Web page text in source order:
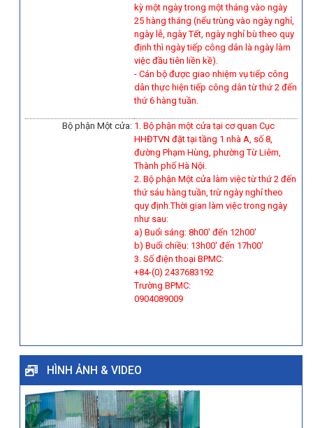
kỳ một ngày trong một tháng vào ngày
25 hàng tháng (nếu trùng vào ngày nghỉ,
ngày lễ, ngày Tết, ngày nghỉ bù theo quy
định thì ngày tiếp công dân là ngày làm
việc đầu tiên liền kề).
- Cán bộ được giao nhiệm vụ tiếp công
dân thực hiện tiếp công dân từ thứ 2 đến
thứ 6 hàng tuần.
Bộ phận Một cửa: 1. Bộ phận một cửa tại cơ quan Cục
HHĐTVN đặt tại tầng 1 nhà A, số 8,
đường Phạm Hùng, phường Từ Liêm,
Thành phố Hà Nội.
2. Bộ phận Một cửa làm việc từ thứ 2 đến
thứ sáu hàng tuần, trừ ngày nghỉ theo
quy định.Thời gian làm việc trong ngày
như sau:
a) Buổi sáng: 8h00' đến 12h00'
b) Buổi chiều: 13h00' đến 17h00'
3. Số điện thoại BPMC:
+84-(0) 2437683192
Trường BPMC:
0904089009
HÌNH ẢNH & VIDEO